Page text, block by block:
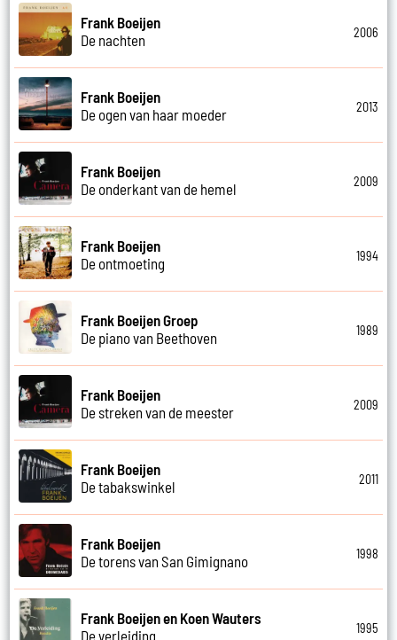
Frank Boeijen
De nachten
2006
Frank Boeijen
De ogen van haar moeder
2013
Frank Boeijen
De onderkant van de hemel
2009
Frank Boeijen
De ontmoeting
1994
Frank Boeijen Groep
De piano van Beethoven
1989
Frank Boeijen
De streken van de meester
2009
Frank Boeijen
De tabakswinkel
2011
Frank Boeijen
De torens van San Gimignano
1998
Frank Boeijen en Koen Wauters
De verleiding
1995